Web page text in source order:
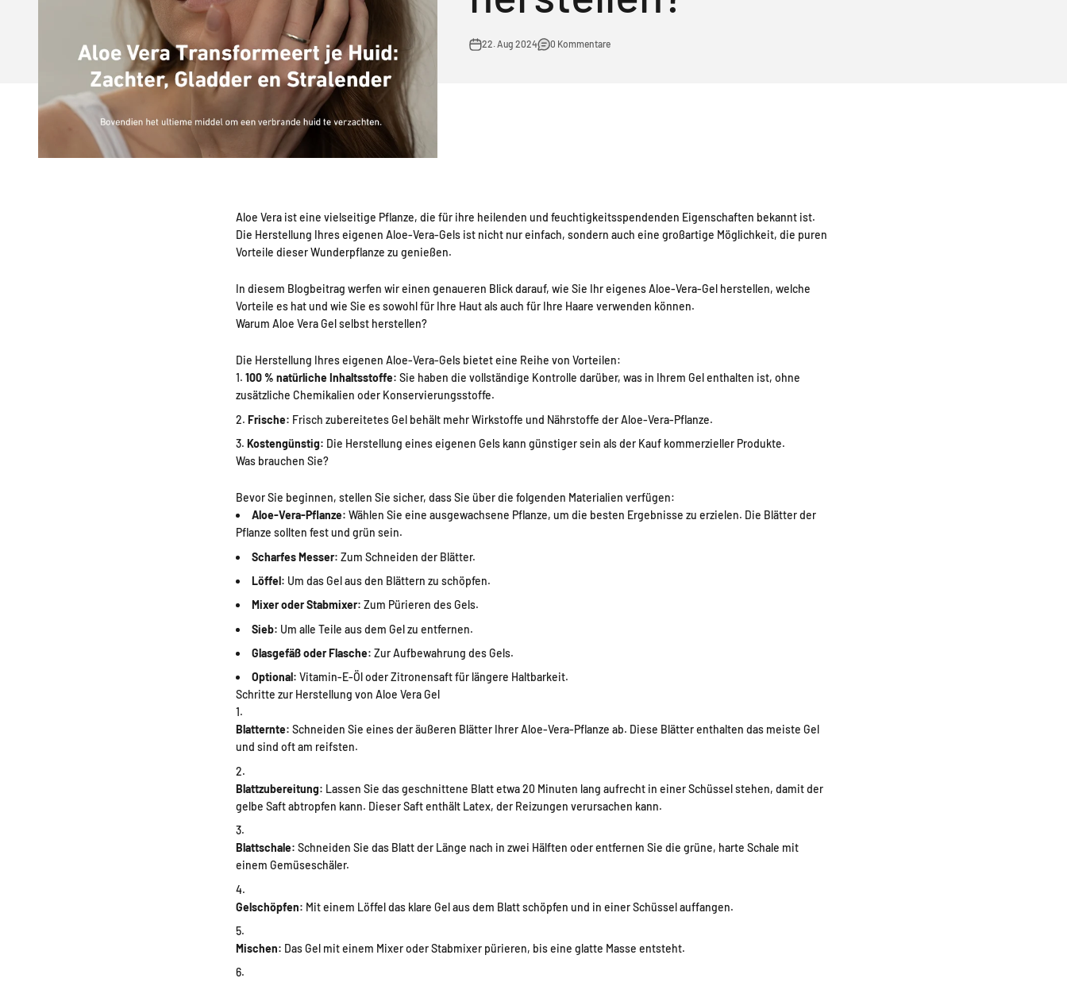
22. Aug 2024 0 Kommentare
Aloe Vera ist eine vielseitige Pflanze, die für ihre heilenden und feuchtigkeitsspendenden Eigenschaften bekannt ist.
Die Herstellung Ihres eigenen Aloe-Vera-Gels ist nicht nur einfach, sondern auch eine großartige Möglichkeit, die puren
Vorteile dieser Wunderpflanze zu genießen.
In diesem Blogbeitrag werfen wir einen genaueren Blick darauf, wie Sie Ihr eigenes Aloe-Vera-Gel herstellen, welche
Vorteile es hat und wie Sie es sowohl für Ihre Haut als auch für Ihre Haare verwenden können.
Warum Aloe Vera Gel selbst herstellen?
Die Herstellung Ihres eigenen Aloe-Vera-Gels bietet eine Reihe von Vorteilen:
100 % natürliche Inhaltsstoffe: Sie haben die vollständige Kontrolle darüber, was in Ihrem Gel enthalten ist, ohne
zusätzliche Chemikalien oder Konservierungsstoffe.
Frische: Frisch zubereitetes Gel behält mehr Wirkstoffe und Nährstoffe der Aloe-Vera-Pflanze.
Kostengünstig: Die Herstellung eines eigenen Gels kann günstiger sein als der Kauf kommerzieller Produkte.
Was brauchen Sie?
Bevor Sie beginnen, stellen Sie sicher, dass Sie über die folgenden Materialien verfügen:
Aloe-Vera-Pflanze: Wählen Sie eine ausgewachsene Pflanze, um die besten Ergebnisse zu erzielen. Die Blätter der
Pflanze sollten fest und grün sein.
Scharfes Messer: Zum Schneiden der Blätter.
Löffel: Um das Gel aus den Blättern zu schöpfen.
Mixer oder Stabmixer: Zum Pürieren des Gels.
Sieb: Um alle Teile aus dem Gel zu entfernen.
Glasgefäß oder Flasche: Zur Aufbewahrung des Gels.
Optional: Vitamin-E-Öl oder Zitronensaft für längere Haltbarkeit.
Schritte zur Herstellung von Aloe Vera Gel
Blatternte: Schneiden Sie eines der äußeren Blätter Ihrer Aloe-Vera-Pflanze ab. Diese Blätter enthalten das meiste Gel
und sind oft am reifsten.
Blattzubereitung: Lassen Sie das geschnittene Blatt etwa 20 Minuten lang aufrecht in einer Schüssel stehen, damit der
gelbe Saft abtropfen kann. Dieser Saft enthält Latex, der Reizungen verursachen kann.
Blattschale: Schneiden Sie das Blatt der Länge nach in zwei Hälften oder entfernen Sie die grüne, harte Schale mit
einem Gemüseschäler.
Gelschöpfen: Mit einem Löffel das klare Gel aus dem Blatt schöpfen und in einer Schüssel auffangen.
Mischen: Das Gel mit einem Mixer oder Stabmixer pürieren, bis eine glatte Masse entsteht.